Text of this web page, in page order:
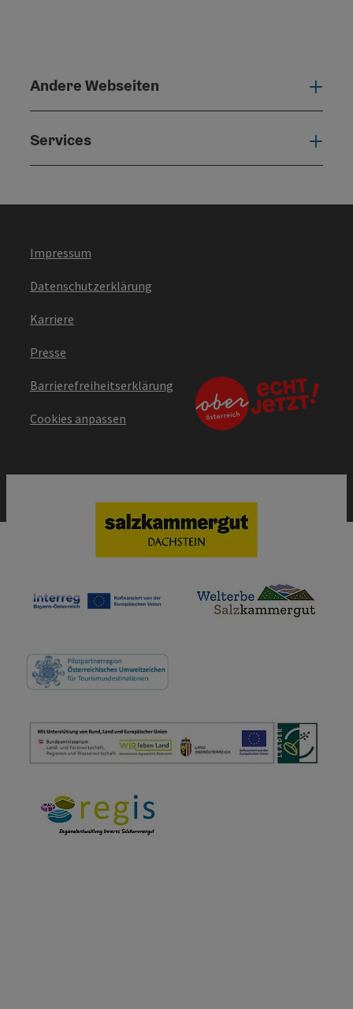
Andere Webseiten
Services
Impressum
Datenschutzerklärung
Karriere
Presse
Barrierefreiheitserklärung
Cookies anpassen